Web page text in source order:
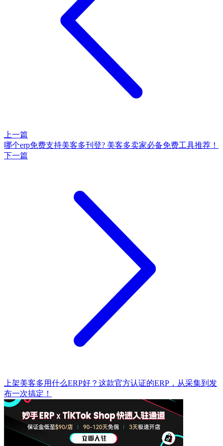
上一篇
哪个erp免费支持美客多刊登? 美客多卖家必备免费工具推荐！
下一篇
上架美客多用什么ERP好？这款官方认证的ERP，从采集到发
布一次搞定！